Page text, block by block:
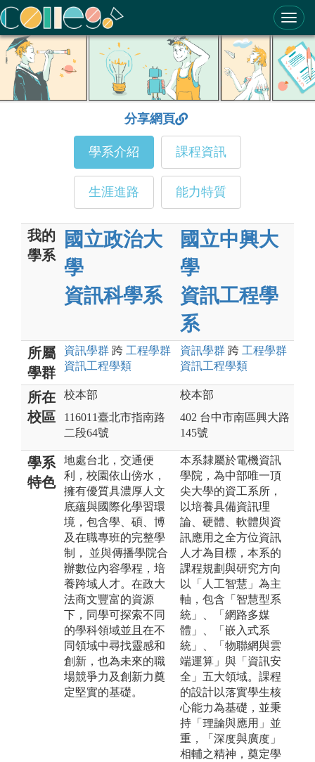
ColleGo! 大學選才與高中育才輔助系統
分享網頁
學系介紹 課程資訊
生涯進路 能力特質
我的
學系
國立政治大
學
資訊科學系
國立中興大
學
資訊工程學
系
所屬
學群
資訊學群 跨 工程學群
資訊工程學類
資訊學群 跨 工程學群
資訊工程學類
所在
校區
校本部
116011臺北市指南路
二段64號
校本部
402 台中市南區興大路
145號
學系
特色
地處台北，交通便
利，校園依山傍水，
擁有優質具濃厚人文
底蘊與國際化學習環
境，包含學、碩、博
及在職專班的完整學
制， 並與傳播學院合
辦數位內容學程，培
養跨域人才。在政大
法商文豐富的資源
下，同學可探索不同
的學科領域並且在不
同領域中尋找靈感和
創新，也為未來的職
場競爭力及創新力奠
定堅實的基礎。
本系隸屬於電機資訊
學院，為中部唯一頂
尖大學的資工系所，
以培養具備資訊理
論、硬體、軟體與資
訊應用之全方位資訊
人才為目標，本系的
課程規劃與研究方向
以「人工智慧」為主
軸，包含「智慧型系
統」、「網路多媒
體」、「嵌入式系
統」、「物聯網與雲
端運算」與「資訊安
全」五大領域。課程
的設計以落實學生核
心能力為基礎，並秉
持「理論與應用」並
重，「深度與廣度」
相輔之精神，奠定學